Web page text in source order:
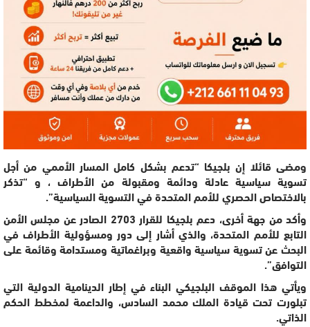
ومضى قائلا إن بلجيكا “تدعم بشكل كامل المسار الأممي من أجل
تسوية سياسية عادلة ودائمة ومقبولة من الأطراف ، و “تذكر
بالاختصاص الحصري للأمم المتحدة في التسوية السياسية”.
وأكد من جهة أخرى، دعم بلجيكا للقرار 2703 الصادر عن مجلس الأمن
التابع للأمم المتحدة، والذي أشار إلى دور ومسؤولية الأطراف في
البحث عن تسوية سياسية واقعية وبراغماتية ومستدامة وقائمة على
التوافق”.
ويأتي هذا الموقف البلجيكي البناء في إطار الدينامية الدولية التي
تبلورت تحت قيادة الملك محمد السادس، والداعمة لمخطط الحكم
الذاتي.